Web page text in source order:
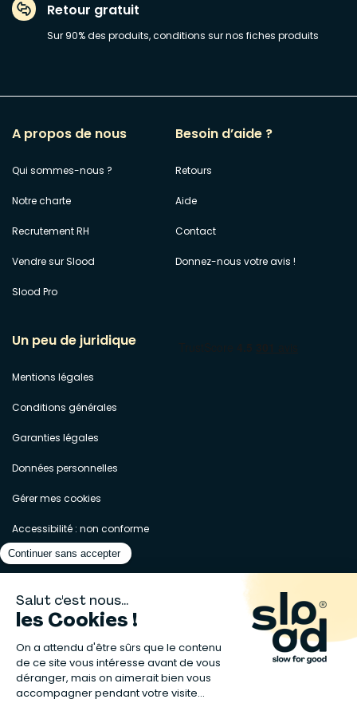
Retour gratuit
Sur 90% des produits, conditions sur nos fiches produits
A propos de nous
Qui sommes-nous ?
Notre charte
Recrutement RH
Vendre sur Slood
Slood Pro
Besoin d’aide ?
Retours
Aide
Contact
Donnez-nous votre avis !
Un peu de juridique
Mentions légales
Conditions générales
Garanties légales
Données personnelles
Gérer mes cookies
Accessibilité : non conforme